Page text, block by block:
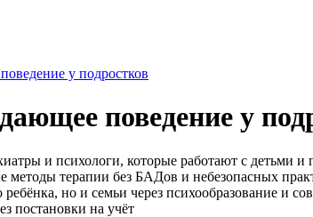
у подростков
поведение у
и психологи, которые работают с детьми и
методы терапии без БАДов и небезопасных
но и семьи через психообразование и
постановки на учёт